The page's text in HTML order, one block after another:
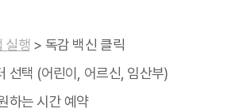
실행 > 독감 백신 클릭
선택 (어린이, 어르신, 임산부)
하는 시간 예약